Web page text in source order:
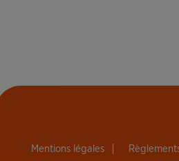
Mentions légales